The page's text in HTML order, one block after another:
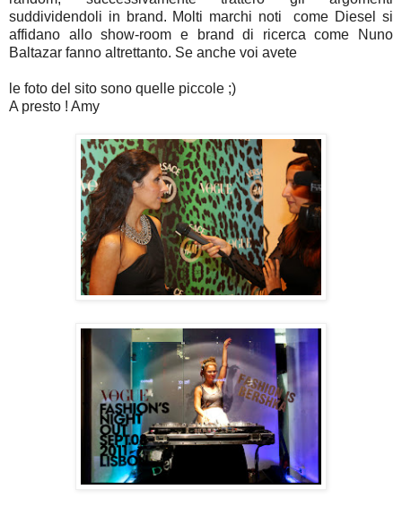
suddividendoli in brand. Molti marchi noti come Diesel si
affidano allo show-room e brand di ricerca come Nuno
Baltazar fanno altrettanto. Se anche voi avete
le foto del sito sono quelle piccole ;)
A presto ! Amy